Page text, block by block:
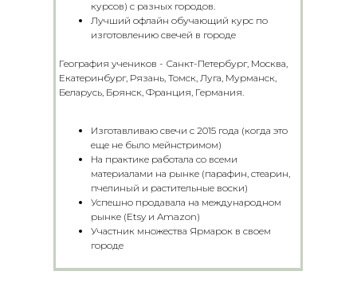
курсов) с разных городов.
Лучший офлайн обучающий курс по
изготовлению свечей в городе
География учеников - Санкт-Петербург, Москва,
Екатеринбург, Рязань, Томск, Луга, Мурманск,
Беларусь, Брянск, Франция, Германия.
Изготавливаю свечи с 2015 года (когда это
еще не было мейнстримом)
На практике работала со всеми
материалами на рынке (парафин, стеарин,
пчелиный и растительные воски)
Успешно продавала на международном
рынке (Etsy и Amazon)
Участник множества Ярмарок в своем
городе